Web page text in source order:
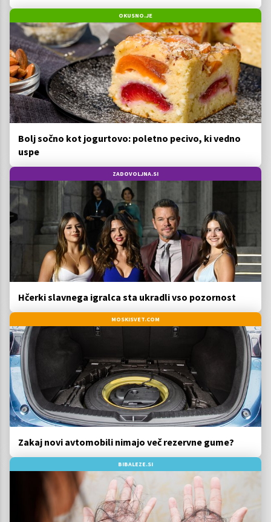
OKUSNO.JE
Bolj sočno kot jogurtovo: poletno pecivo, ki vedno
uspe
ZADOVOLJNA.SI
Hčerki slavnega igralca sta ukradli vso pozornost
MOSKISVET.COM
Zakaj novi avtomobili nimajo več rezervne gume?
BIBALEZE.SI